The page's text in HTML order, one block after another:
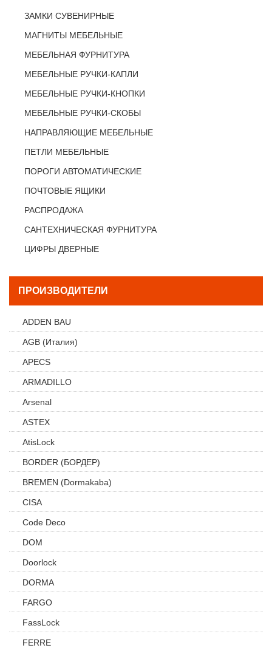
ЗАМКИ СУВЕНИРНЫЕ
МАГНИТЫ МЕБЕЛЬНЫЕ
МЕБЕЛЬНАЯ ФУРНИТУРА
МЕБЕЛЬНЫЕ РУЧКИ-КАПЛИ
МЕБЕЛЬНЫЕ РУЧКИ-КНОПКИ
МЕБЕЛЬНЫЕ РУЧКИ-СКОБЫ
НАПРАВЛЯЮЩИЕ МЕБЕЛЬНЫЕ
ПЕТЛИ МЕБЕЛЬНЫЕ
ПОРОГИ АВТОМАТИЧЕСКИЕ
ПОЧТОВЫЕ ЯЩИКИ
РАСПРОДАЖА
САНТЕХНИЧЕСКАЯ ФУРНИТУРА
ЦИФРЫ ДВЕРНЫЕ
ПРОИЗВОДИТЕЛИ
ADDEN BAU
AGB (Италия)
APECS
ARMADILLO
Arsenal
ASTEX
AtisLock
BORDER (БОРДЕР)
BREMEN (Dormakaba)
CISA
Code Deco
DOM
Doorlock
DORMA
FARGO
FassLock
FERRE